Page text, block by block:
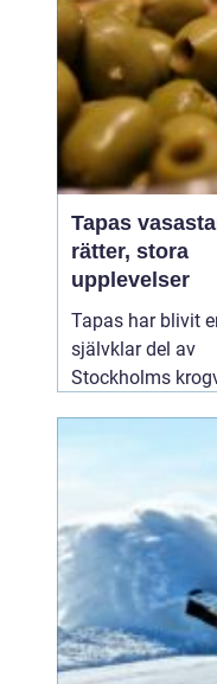
moderna
allt däremellan, ...
Tapas vasastan
rätter, stora
upplevelser
Tapas har blivit
självklar del av
Stockholms
klassiker med
tolkningar från
världen. För
handlar en kväll
augusti 2026